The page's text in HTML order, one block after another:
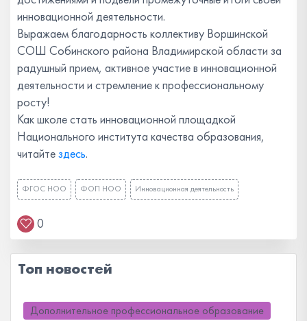
инновационной деятельности.
Выражаем благодарность коллективу Воршинской
СОШ Собинского района Владимирской области за
радушный прием, активное участие в инновационной
деятельности и стремление к профессиональному
росту!
Как школе стать инновационной площадкой
Национального института качества образования,
читайтездесь.
ФГОС НОО ФОП НОО Инновационная деятельность
0
Топ новостей
Дополнительное профессиональное образование